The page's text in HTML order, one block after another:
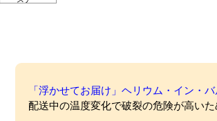
「浮かせてお届け」ヘリウム・イン・
配送中の温度変化で破裂の危険が高い